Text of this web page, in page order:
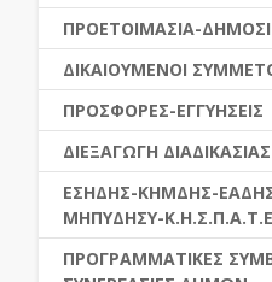
ΣΥΓΚΕΝΤΡΩΤΙΚΕΣ
ΑΝΑΘΕΣΗΣ
ΠΙΝΑΚΕΣ ΔΗΜΟΣΝΕΤ
ΠΕΔΙΟ ΕΦΑΡΜΟΓΗΣ-
ΗΛΕΚΤΡΟΝΙΚΑ ΜΕΣΑ
ΓΕΝΙΚΕΣ ΑΡΧΕΣ ΚΑΙ
ΑΞΙΑ ΣΥΜΒΑΣΗΣ
ΕΙΔΗ ΣΥΜΒΑΣΕΩΝ
ΔΙΑΦΟΡΑ
ΠΡΟΕΤΟΙΜΑΣΙΑ-
ΓΝΩΜΟΔΟΤΙΚΑ
ΠΡΟΕΤΟΙΜΑΣΙΑ
ΕΓΓΡΑΦΑ ΤΗΣ
ΔΗΜΟΣΙΕΥΣΕΙΣ
ΕΝΑΡΞΗ-ΠΡΟΘΕΣΜΙΕΣ
ΔΙΚΑΙΟΥΜΕΝΟΙ
ΔΙΚΑΙΟΥΜΕΝΟΙ
ΚΡΙΤΗΡΙΑ ΕΠΙΛΟΓΗΣ
ΛΟΓΟΙ ΑΠΟΚΛΕΙΣΜΟΥ
ΔΙΚΑΙΟΛΟΓΗΤΙΚΑ
ΑΠΟΚΛΕΙΣΜΟΥ &
ΕΠΙΛΟΓΗΣ
ΕΕΕΣ
ΠΡΟΣΦΟΡΕΣ-ΕΓΓΥΗΣΕΙΣ
ΕΓΓΥΗΣΕΙΣ
ΠΡΟΣΦΟΡΕΣ
ΔΙΕΞΑΓΩΓΗ ΔΙΑΔΙΚΑΣΙΑΣ
ΑΞΙΟΛΟΓΗΣΗ ΚΑΙ
ΑΠΟΤΕΛΕΣΜΑ
ΠΡΟΣΦΥΓΕΣ-ΕΝΣΤΑΣΕΙΣ
ΕΣΗΔΗΣ-ΚΗΜΔΗΣ-
ΜΗΠΥΔΗΣΥ-
ΕΑΑΔΗΣΥ
ΠΡΟΓΡΑΜΜΑΤΙΚΕΣ